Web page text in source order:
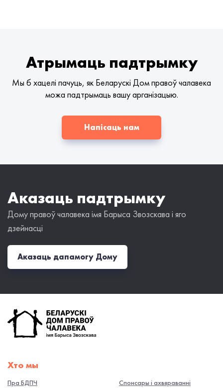
Атрымаць падтрымку
Мы б хацелі пачуць, як Беларускі Дом правоў чалавека
можа падтрымаць вашу арганізацыю.
Напісаць нам
Аказаць падтрымку
Дому правоў чалавека імя Барыса Звозскава і яго
дзейнасці
Аказаць дапамогу Дому
Хто мы
Пра БДПЧ
Спонсары і ахвяраванні